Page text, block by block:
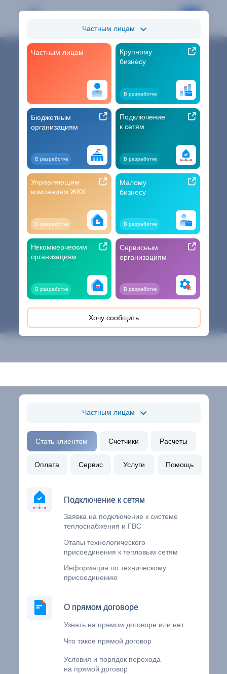
Крупному
бизнесу
Частным лицам
Подключение
к сетям
Сервисным
организациям
Управляющим
компаниям ЖКХ
Малому
бизнесу
Бюджетным
организациям
Некоммерческим
организациям
Хочу сообщить
Частным лицам
В разработке В разработке
В разработке
В разработке
В разработке В разработке
В разработке
Подключение к сетям
Подключение к сетям
Этапы технологического
присоединения к тепловым сетям
Информация по техническому
присоединению
Заявка на подключение к системе
теплоснабжения и ГВС
Условия и порядок перехода
на прямой договор
Узнать на прямом договоре или нет
Что такое прямой договор
О прямом договоре
О прямом договоре
Услуги
Сервис
Оплата Помощь
Расчеты
Счетчики
Частным лицам
Стать клиентом
Оплатить
Электронная квитанция
Проблемы со счетчиком
Поверка